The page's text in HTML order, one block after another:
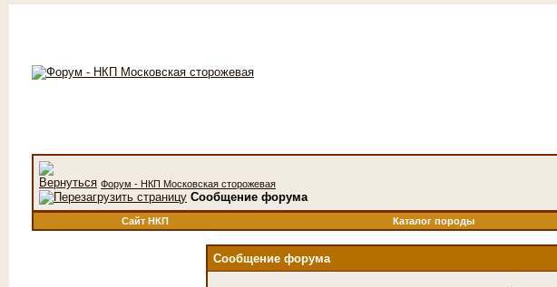
Форум - НКП Московская сторожевая
Сообщение форума
Сайт НКП Каталог породы
Сообщение форума